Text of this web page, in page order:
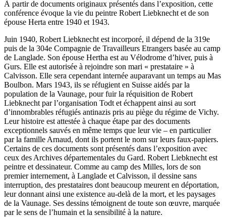
À partir de documents originaux présentés dans l’exposition, cette
conférence évoque la vie du peintre Robert Liebknecht et de son
épouse Herta entre 1940 et 1943.
Juin 1940, Robert Liebknecht est incorporé, il dépend de la 319e
puis de la 304e Compagnie de Travailleurs Etrangers basée au camp
de Langlade. Son épouse Hertha est au Vélodrome d’hiver, puis à
Gurs. Elle est autorisée à rejoindre son mari « prestataire » à
Calvisson. Elle sera cependant internée auparavant un temps au Mas
Boulbon. Mars 1943, ils se réfugient en Suisse aidés par la
population de la Vaunage, pour fuir la réquisition de Robert
Liebknecht par l’organisation Todt et échappent ainsi au sort
d’innombrables réfugiés antinazis pris au piège du régime de Vichy.
Leur histoire est attestée à chaque étape par des documents
exceptionnels sauvés en même temps que leur vie – en particulier
par la famille Arnaud, dont ils portent le nom sur leurs faux-papiers.
Certains de ces documents sont présentés dans l’exposition avec
ceux des Archives départementales du Gard. Robert Liebknecht est
peintre et dessinateur. Comme au camp des Milles, lors de son
premier internement, à Langlade et Calvisson, il dessine sans
interruption, des prestataires dont beaucoup meurent en déportation,
leur donnant ainsi une existence au-delà de la mort, et les paysages
de la Vaunage. Ses dessins témoignent de toute son œuvre, marquée
par le sens de l’humain et la sensibilité à la nature.